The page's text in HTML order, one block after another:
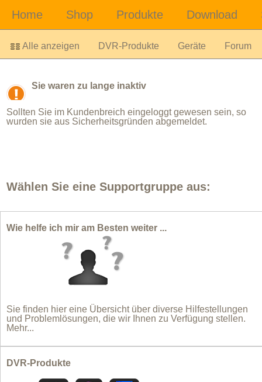
Alle anzeigen DVR-Produkte Geräte Forum
Sie waren zu lange inaktiv
Sollten Sie im Kundenbreich eingeloggt gewesen sein, so
wurden sie aus Sicherheitsgründen abgemeldet.
Wählen Sie eine Supportgruppe aus:
Wie helfe ich mir am Besten weiter ...
Sie finden hier eine Übersicht über diverse Hilfestellungen
und Problemlösungen, die wir Ihnen zu Verfügung stellen.
Mehr...
DVR-Produkte